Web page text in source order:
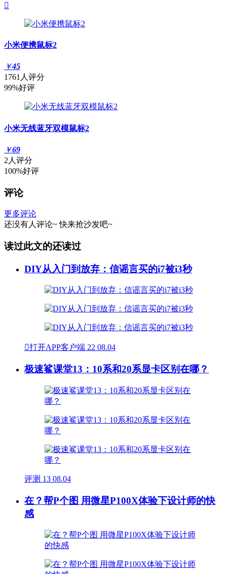

小米便携鼠标2
￥45
1761人评分
99%好评
小米无线蓝牙双模鼠标2
￥69
2人评分
100%好评
评论
更多评论
还没有人评论~ 快来抢沙发吧~
读过此文的还读过
DIY从入门到放弃：信谣言买的i7被i3秒
打开APP客户端 22 08.04
极速鲨课堂13：10系和20系显卡区别在哪？
评测 13 08.04
在？帮P个图 用微星P100X体验下设计师的快
感